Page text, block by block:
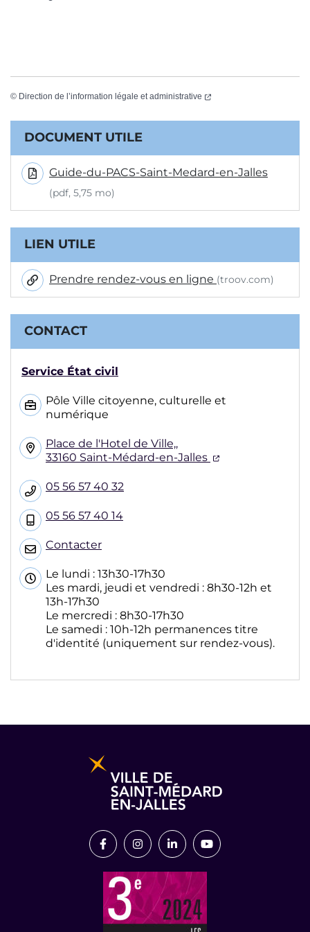
© Direction de l’information légale et administrative (ouverture dans un
Informations complémentaires
DOCUMENT UTILE
Guide-du-PACS-Saint-Medard-en-Jalles
(pdf, 5,75 mo)
LIEN UTILE
Prendre rendez-vous en ligne (troov.com)
CONTACT
Service État civil
Pôle Ville citoyenne, culturelle et
numérique
Place de l'Hotel de Ville,,
33160 Saint-Médard-en-Jalles
(ouverture
05 56 57 40 32
05 56 57 40 14
Contacter
Le lundi : 13h30-17h30
Les mardi, jeudi et vendredi : 8h30-12h et
13h-17h30
Le mercredi : 8h30-17h30
Le samedi : 10h-12h permanences titre
d'identité (uniquement sur rendez-vous).
Lien vers le compte Facebook
Lien vers le compte Instagram
Lien vers le compte
Lien vers la